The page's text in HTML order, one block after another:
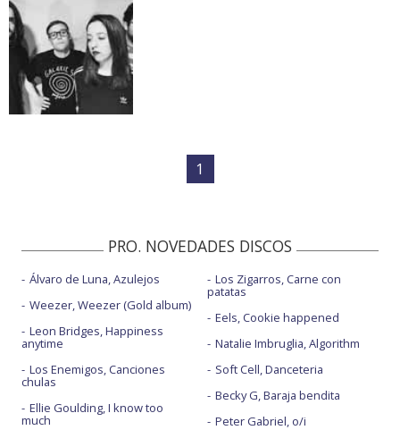
1
PRO. NOVEDADES DISCOS
Álvaro de Luna, Azulejos
Weezer, Weezer (Gold album)
Leon Bridges, Happiness
anytime
Los Enemigos, Canciones
chulas
Ellie Goulding, I know too
much
Los Zigarros, Carne con
patatas
Eels, Cookie happened
Natalie Imbruglia, Algorithm
Soft Cell, Danceteria
Becky G, Baraja bendita
Peter Gabriel, o/i